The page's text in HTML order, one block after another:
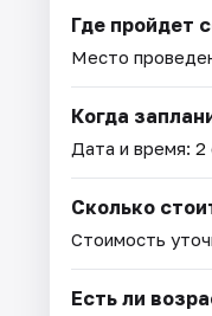
Где пройдет
Место
Когда
Дата и время: 2
Сколько
Стоимость
Есть ли